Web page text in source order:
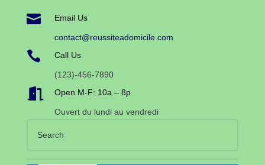
 Email Us
contact@reussiteadomicile.com
 Call Us
(123)-456-7890
 Open M-F: 10a – 8p
Ouvert du lundi au vendredi